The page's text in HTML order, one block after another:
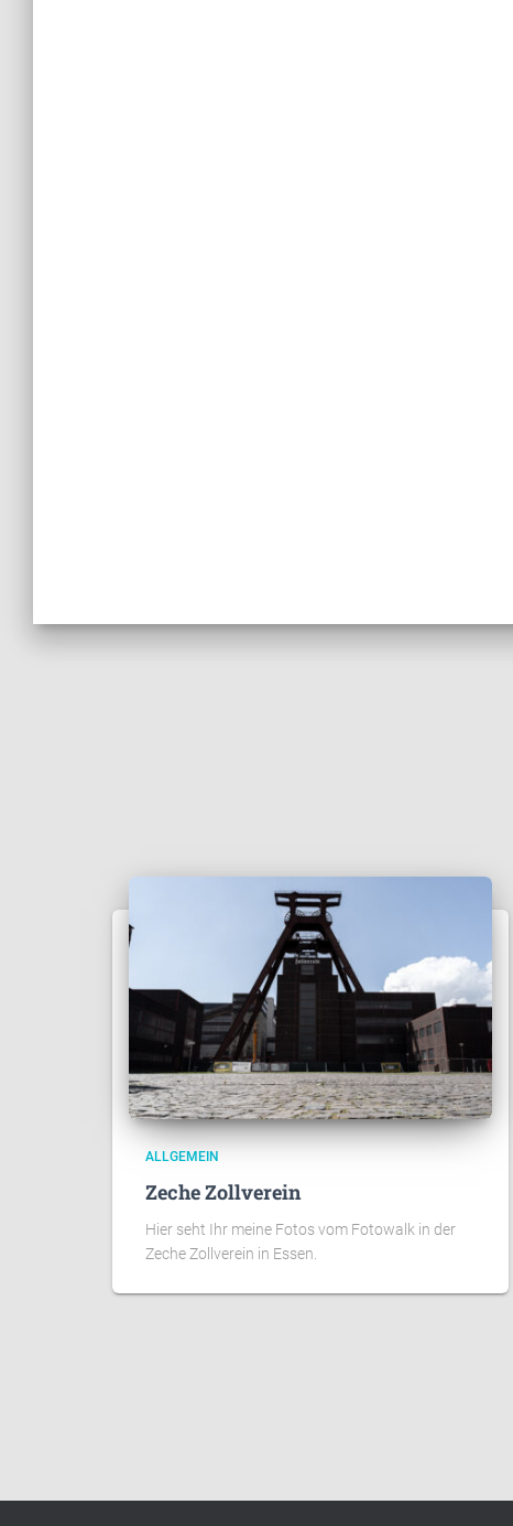
ALLGEMEIN
Zeche Zollverein
Hier seht Ihr meine Fotos vom Fotowalk in der
Zeche Zollverein in Essen.